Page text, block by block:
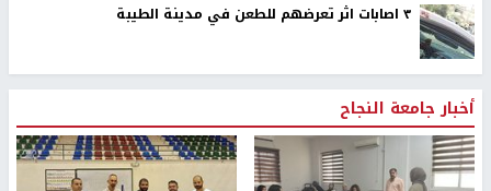
٣ اصابات اثر تعرضهم للطعن في مدينة الطيبة
أخبار جامعة النجاح